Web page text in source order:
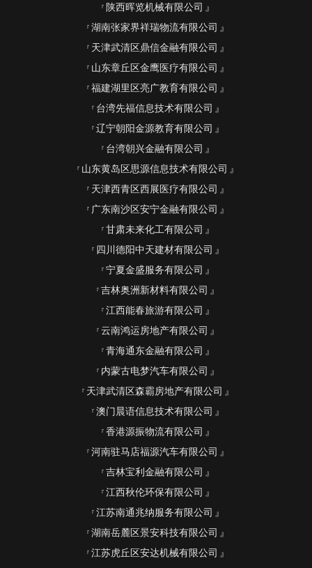
陕西晖览机械有限公司
湖南张家界祥瑞物流有限公司
天津武清区鼎信金融有限公司
山东章丘区金鹰医疗有限公司
福建湖里区亮广教育有限公司
台湾先福信息技术有限公司
辽宁朝阳金源教育有限公司
台湾朝兴金融有限公司
山东黄岛区思源信息技术有限公司
天津西青区西展医疗有限公司
广东南沙区安宁金融有限公司
甘肃未来化工有限公司
四川德阳中天建材有限公司
宁夏金盛服务有限公司
吉林奥洲新材料有限公司
江西能春旅游有限公司
云南鸿运房地产有限公司
青海通东金融有限公司
内蒙古电梦汽车有限公司
天津武清区森霸房地产有限公司
澳门晨语信息技术有限公司
香港源振物流有限公司
河南驻马店福源汽车有限公司
吉林宝利金融有限公司
江西秋伦环保有限公司
江苏南通兆纳服务有限公司
湖南岳麓区景安科技有限公司
江苏虎丘区安达机械有限公司